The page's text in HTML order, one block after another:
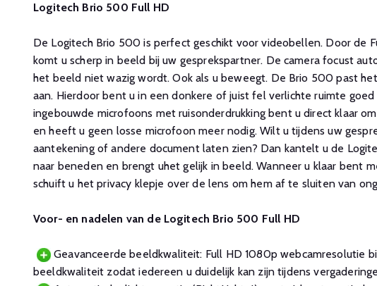
Logitech Brio 500 Full HD
De Logitech Brio 500 is perfect geschikt voor videobellen. Door de
komt u scherp in beeld bij uw gesprekspartner. De camera focust
het beeld niet wazig wordt. Ook als u beweegt. De Brio 500 past
aan. Hierdoor bent u in een donkere of juist fel verlichte ruimte goed
ingebouwde microfoons met ruisonderdrukking bent u direct klaar
en heeft u geen losse microfoon meer nodig. Wilt u tijdens uw
aantekening of andere document laten zien? Dan kantelt u de
naar beneden en brengt uhet gelijk in beeld. Wanneer u klaar bent
schuift u het privacy klepje over de lens om hem af te sluiten van
Voor- en nadelen van de Logitech Brio 500 Full HD
Geavanceerde beeldkwaliteit: Full HD 1080p webcamresolutie
beeldkwaliteit zodat iedereen u duidelijk kan zijn tijdens